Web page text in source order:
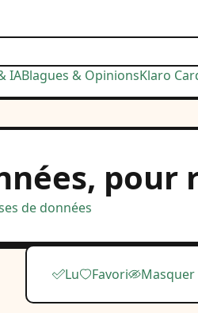
IABlagues & OpinionsKlaro
de données
Lu Favori Masquer